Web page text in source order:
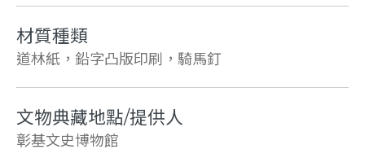
材質種類
道林紙，鉛字凸版印刷，騎馬釘
文物典藏地點/提供人
彰基文史博物館